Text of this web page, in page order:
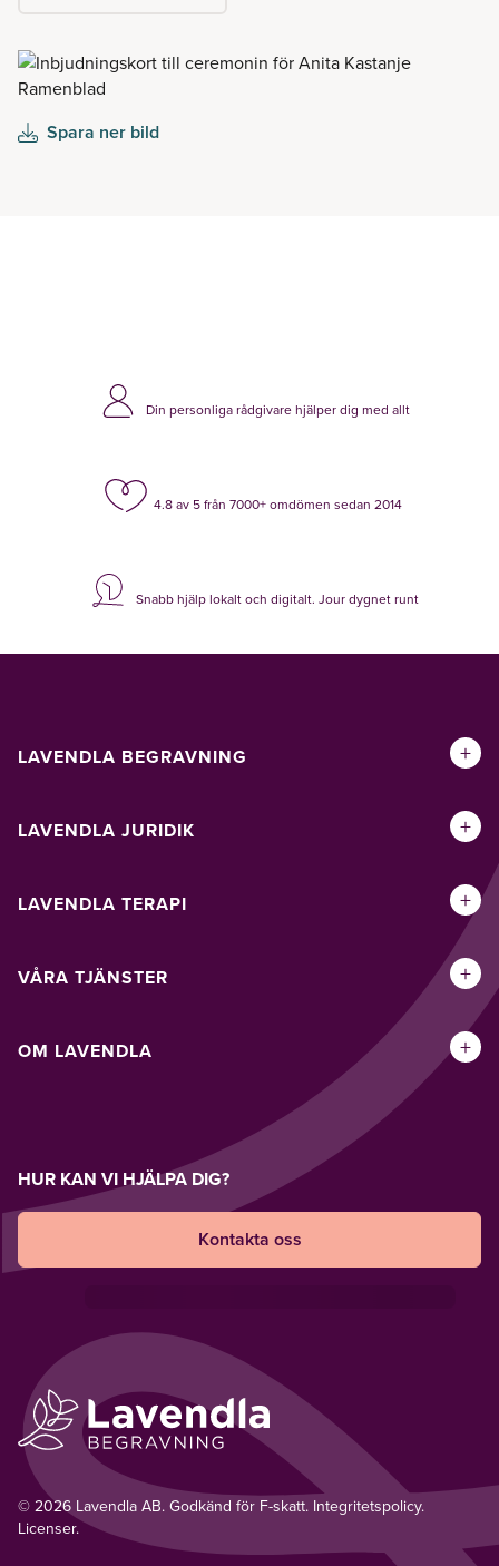
Spara ner bild
Din personliga rådgivare hjälper dig med allt
4.8 av 5 från 7000+ omdömen sedan 2014
Snabb hjälp lokalt och digitalt. Jour dygnet runt
LAVENDLA BEGRAVNING +
LAVENDLA JURIDIK +
LAVENDLA TERAPI +
VÅRA TJÄNSTER +
OM LAVENDLA +
HUR KAN VI HJÄLPA DIG?
Kontakta oss
© 2026 Lavendla AB. Godkänd för F-skatt. Integritetspolicy.
Licenser.